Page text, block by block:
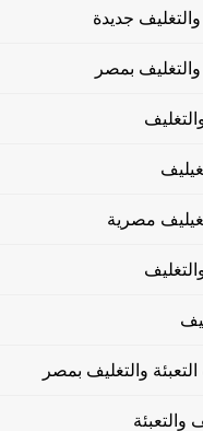
والتغليف جديدة
والتغليف بمصر
مصرية
والتغليف بمصر
والتعبئة